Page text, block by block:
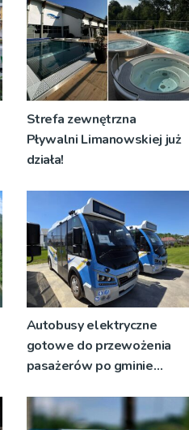
Strefa zewnętrzna
Pływalni Limanowskiej już
działa!
Autobusy elektryczne
gotowe do przewożenia
pasażerów po gminie